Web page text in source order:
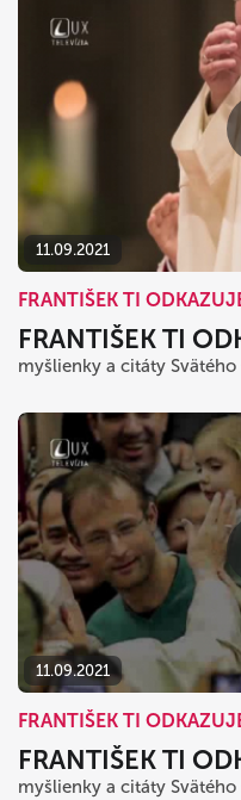
11.09.2021
FRANTIŠEK TI
FRANTIŠEK TI
myšlienky a citáty
11.09.2021
FRANTIŠEK TI
FRANTIŠEK TI
myšlienky a citáty